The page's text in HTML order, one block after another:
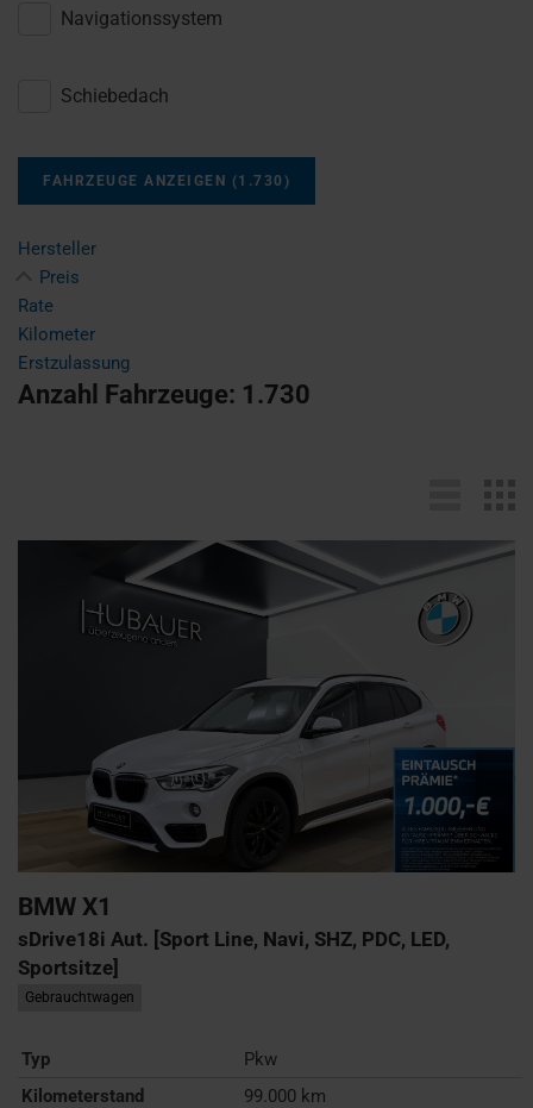
Navigationssystem
Schiebedach
FAHRZEUGE ANZEIGEN (1.730 )
Hersteller
Preis
Rate
Kilometer
Erstzulassung
Anzahl Fahrzeuge: 1.730
BMW X1
sDrive18i Aut. [Sport Line, Navi, SHZ, PDC, LED,
Sportsitze]
Gebrauchtwagen
Typ
Pkw
Kilometerstand
99.000 km